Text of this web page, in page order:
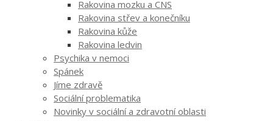
Rakovina mozku a CNS
Rakovina střev a konečníku
Rakovina kůže
Rakovina ledvin
Psychika v nemoci
Spánek
Jíme zdravě
Sociální problematika
Novinky v sociální a zdravotní oblasti